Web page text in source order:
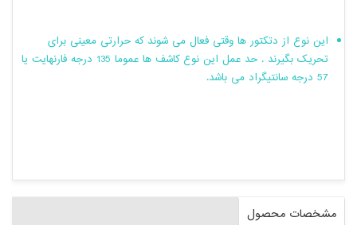
این نوع از دتکتور ها وقتی فعال می شوند که حرارتی معینی برای
تحریک بگیرند . حد عمل این نوع کاشف ها عموما 135 درجه فارنهایت یا
57 درجه سانتیگراد می باشد.
مشخصات محصول